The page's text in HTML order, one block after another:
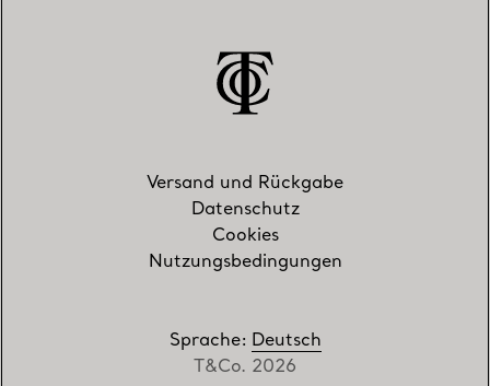
Versand und Rückgabe
Datenschutz
Cookies
Nutzungsbedingungen
Sprache: Deutsch
T&Co. 2026